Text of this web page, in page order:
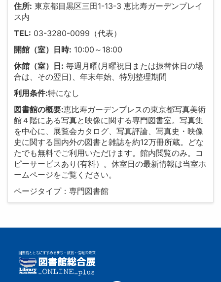
住所: 東京都目黒区三田1-13-3 恵比寿ガーデンプレイ
ス内
TEL: 03-3280-0099（代表）
開館（室）日時: 10:00～18:00
休館（室）日: 毎週月曜(月曜祝日または振替休日の場
合は、その翌日)、年末年始、特別整理期間
利用条件:特になし
図書館の概要:恵比寿ガーデンプレスの東京都写真美術
館４階にある写真と映像に関する専門図書室。写真集
を中心に、展覧会カタログ、写真評論、写真史・映像
史に関する国内外の図書と雑誌を約12万冊所蔵。どな
たでも無料でご利用いただけます。館内閲覧のみ。コ
ピーサービスあり(有料）。休室日の最新情報は当室ホ
ームページをご覧ください。
ページタイプ：専門図書館